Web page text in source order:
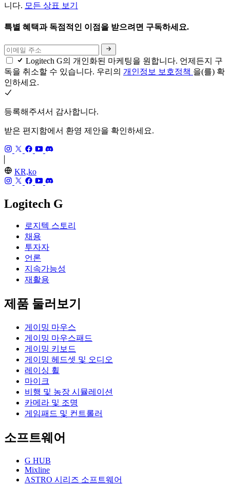
니다. 모든 상표 보기
특별 혜택과 독점적인 이점을 받으려면 구독하세요.
Logitech G의 개인화된 마케팅을 원합니다. 언제든지 구
독을 취소할 수 있습니다. 우리의 개인정보 보호정책 을(를) 확
인하세요.
등록해주셔서 감사합니다.
받은 편지함에서 환영 제안을 확인하세요.
KR,ko
Logitech G
로지텍 스토리
채용
투자자
언론
지속가능성
재활용
제품 둘러보기
게이밍 마우스
게이밍 마우스패드
게이밍 키보드
게이밍 헤드셋 및 오디오
레이싱 휠
마이크
비행 및 농장 시뮬레이션
카메라 및 조명
게임패드 및 컨트롤러
소프트웨어
G HUB
Mixline
ASTRO 시리즈 소프트웨어